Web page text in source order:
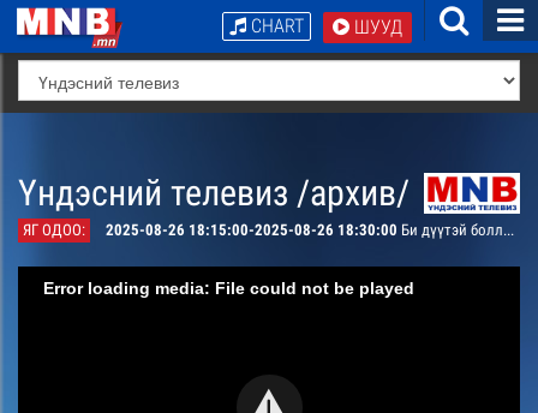
ШУУД
CHART
Үндэсний телевиз /архив/
ЯГ ОДОО: 2025-08-26 18:15:00-2025-08-26 18:30:00 Би дүүтэй боллоо: Монгол
Error loading media: File could not be played